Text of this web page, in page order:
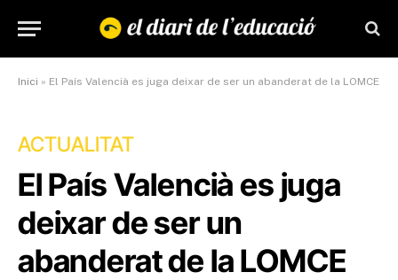
Inici » El País Valencià es juga deixar de ser un abanderat de la LOMCE
ACTUALITAT
El País Valencià es juga
deixar de ser un
abanderat de la LOMCE